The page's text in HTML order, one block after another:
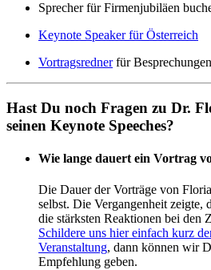
Sprecher für Firmenjubiläen
Keynote Speaker für Österreich
Vortragsrednerfür Besprechungen
Hast Du noch Fragen zu Dr.
seinen Keynote Speeches?
Wie lange dauert ein Vortrag
Die Dauer der Vorträge von
selbst. Die Vergangenheit zeigte,
die stärksten Reaktionen bei den
Schildere uns hier einfach kurz
Veranstaltung, dann können wir
Empfehlung geben.